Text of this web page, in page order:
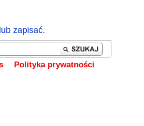
zapisać.
Polityka prywatności